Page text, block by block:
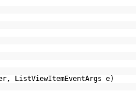
ListViewItemEventArgs e)